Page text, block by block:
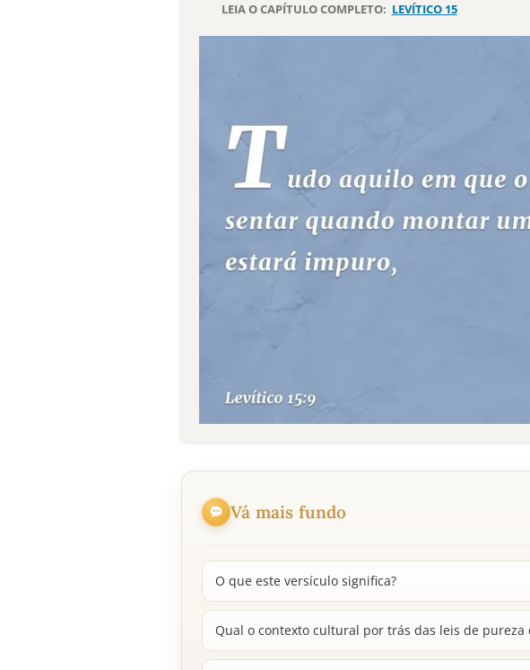
LEIA O CAPÍTULO COMPLETO: LEVÍTICO 15
Vá mais fundo
O que este versículo significa?
Qual o contexto cultural por trás das leis de pureza